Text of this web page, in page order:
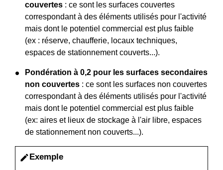
couvertes : ce sont les surfaces couvertes
correspondant à des éléments utilisés pour l'activité
mais dont le potentiel commercial est plus faible
(ex : réserve, chaufferie, locaux techniques,
espaces de stationnement couverts...).
Pondération à 0,2 pour les surfaces secondaires
non couvertes : ce sont les surfaces non couvertes
correspondant à des éléments utilisés pour l'activité
mais dont le potentiel commercial est plus faible
(ex: aires et lieux de stockage à l'air libre, espaces
de stationnement non couverts...).
edit Exemple